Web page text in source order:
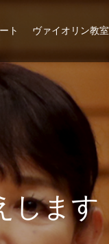
ト ヴァイオリン教室
します